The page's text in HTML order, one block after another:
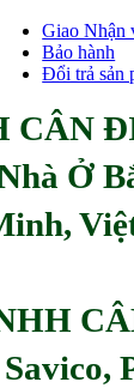
Giao Nhận
Bảo hành
Đổi trả sản
CÂN
Ở